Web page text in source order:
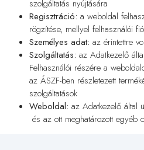
szolgáltatás nyújtására
Regisztráció: a weboldal
rögzítése, mellyel felhasználói
Személyes adat: az érintettre
Szolgáltatás: az Adatkezelő
Felhasználói részére a
az ÁSZF-ben részletezett
szolgáltatások
Weboldal: az Adatkezelő által
és az ott meghatározott egyéb